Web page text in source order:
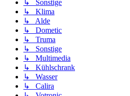
↳ Sonstige
↳ Klima
↳ Alde
↳ Dometic
↳ Truma
↳ Sonstige
↳ Multimedia
↳ Kühlschrank
↳ Wasser
↳ Calira